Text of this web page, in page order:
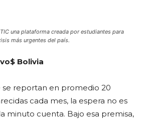
una plataforma creada por estudiantes para
más urgentes del país.
Bolivia
se reportan en promedio 20
cada mes, la espera no es
minuto cuenta. Bajo esa premisa,